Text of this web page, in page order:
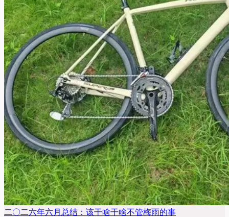
二〇二六年六月总结：该干啥干啥不管梅雨的事